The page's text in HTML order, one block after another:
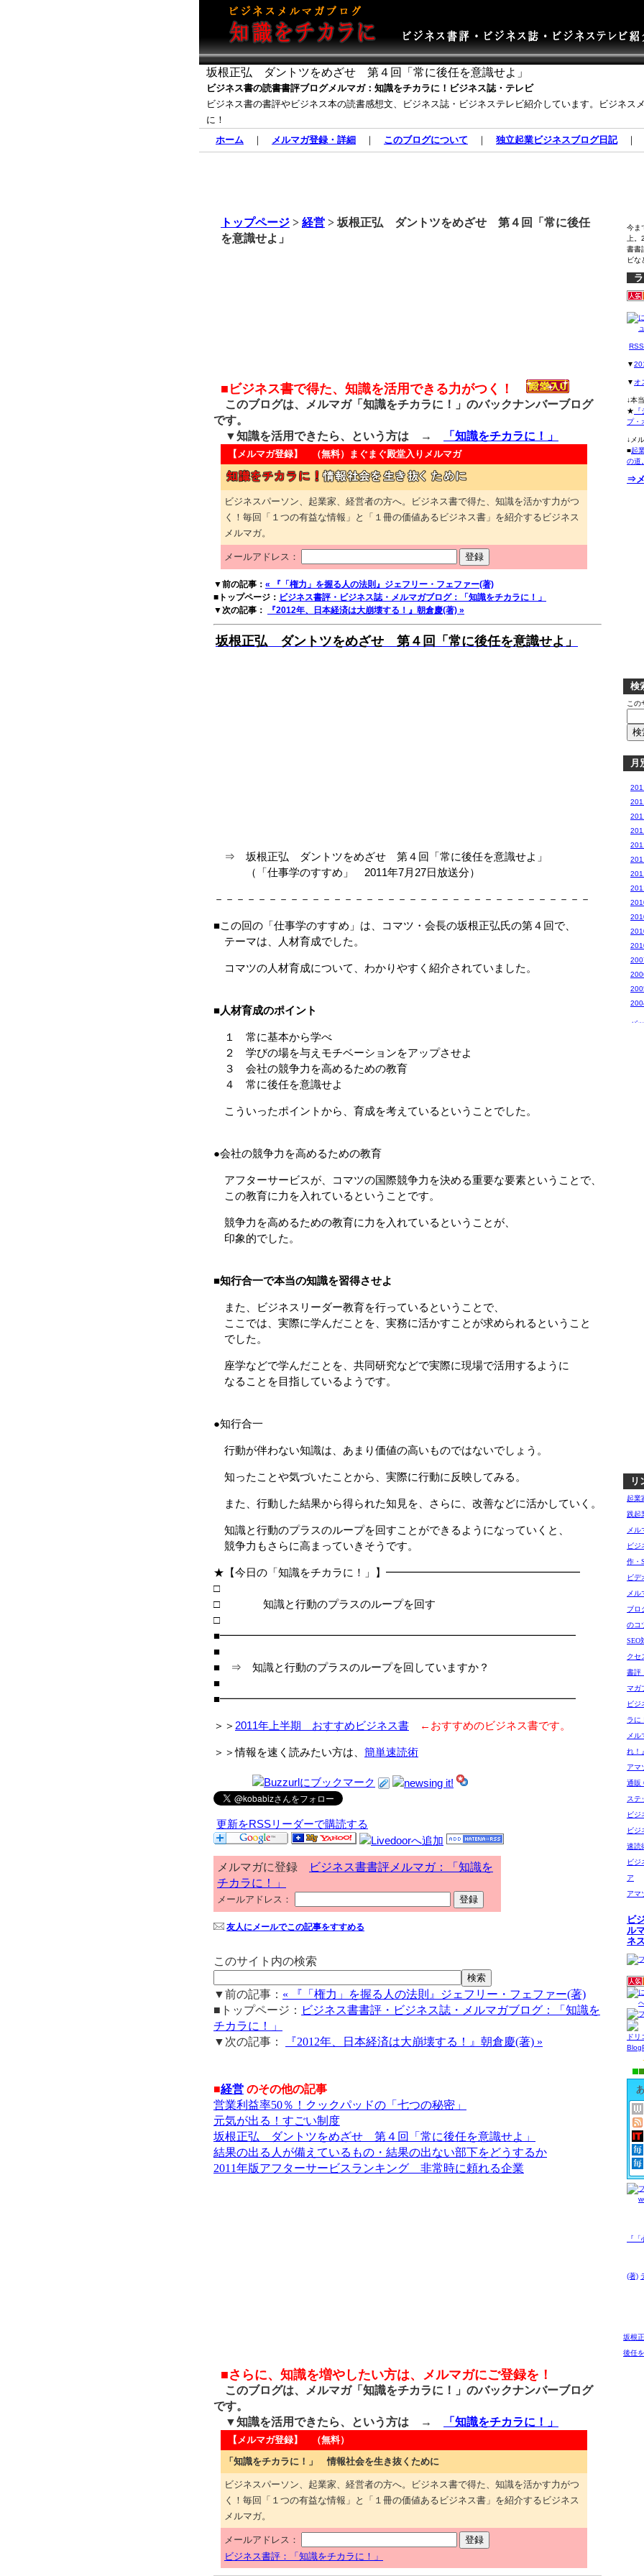
坂根正弘 ダントツをめざせ 第４回「常に後任を意識せよ」
ビジネス書の読書書評ブログメルマガ：知識をチカラに！ビジネス誌・テレビ
ビジネス書の書評やビジネス本の読書感想文、ビジネス誌・ビジネステレビ紹介しています。ビジネス
に！
ホーム ｜ メルマガ登録・詳細 ｜ このブログについて ｜ 独立起業ビジネスブログ日記｜
トップページ > 経営 > 坂根正弘 ダントツをめざせ 第４回「常に後任
を意識せよ」
■ビジネス書で得た、知識を活用できる力がつく！
このブログは、メルマガ「知識をチカラに！」のバックナンバーブログ
です。
▼知識を活用できたら、という方は →
「知識をチカラに！」
【メルマガ登録】 （無料） まぐまぐ殿堂入りメルマガ
ビジネスパーソン、起業家、経営者の方へ。ビジネス書で得た、知識を活かす力がつ
く！毎回「１つの有益な情報」と「１冊の価値あるビジネス書」を紹介するビジネス
メルマガ。
メールアドレス：
▼前の記事： « 『「権力」を握る人の法則』ジェフリー・フェファー(著)
■トップページ： ビジネス書評・ビジネス誌・メルマガブログ：「知識をチカラに！」
▼次の記事：
『2012年、日本経済は大崩壊する！』朝倉慶(著) »
坂根正弘 ダントツをめざせ 第４回「常に後任を意識せよ」
⇒ 坂根正弘 ダントツをめざせ 第４回「常に後任を意識せよ」
（「仕事学のすすめ」 2011年7月27日放送分）
－－－－－－－－－－－－－－－－－－－－－－－－－－－－－－－－－－－
■この回の「仕事学のすすめ」は、コマツ・会長の坂根正弘氏の第４回で、
テーマは、人材育成でした。
コマツの人材育成について、わかりやすく紹介されていました。
■人材育成のポイント
１ 常に基本から学べ
２ 学びの場を与えモチベーションをアップさせよ
３ 会社の競争力を高めるための教育
４ 常に後任を意識せよ
こういったポイントから、育成を考えているということでした。
●会社の競争力を高めるための教育
アフターサービスが、コマツの国際競争力を決める重要な要素ということで、
この教育に力を入れているということです。
競争力を高めるための教育に力を入れているということが、
印象的でした。
■知行合一で本当の知識を習得させよ
また、ビジネスリーダー教育を行っているということで、
ここでは、実際に学んだことを、実務に活かすことが求められるということ
でした。
座学などで学んだことを、共同研究などで実際に現場で活用するように
なることを目指しているようです。
●知行合一
行動が伴わない知識は、あまり価値の高いものではないでしょう。
知ったことや気づいたことから、実際に行動に反映してみる。
また、行動した結果から得られた知見を、さらに、改善などに活かしていく。
知識と行動のプラスのループを回すことができるようになっていくと、
競争力もさらに高まっていきそうです。
★【今日の「知識をチカラに！」】━━━━━━━━━━━━━━━━━━
□
□ 知識と行動のプラスのループを回す
□
■━━━━━━━━━━━━━━━━━━━━━━━━━━━━━━━━━
■
■ ⇒ 知識と行動のプラスのループを回していますか？
■
■━━━━━━━━━━━━━━━━━━━━━━━━━━━━━━━━━
＞＞ 2011年上半期 おすすめビジネス書 ←おすすめのビジネス書です。
＞＞情報を速く読みたい方は、 簡単速読術
更新をRSSリーダーで購読する
メルマガに登録
ビジネス書書評メルマガ：「知識を
チカラに！」
メールアドレス：
友人にメールでこの記事をすすめる
このサイト内の検索
▼前の記事： « 『「権力」を握る人の法則』ジェフリー・フェファー(著)
■トップページ： ビジネス書書評・ビジネス誌・メルマガブログ：「知識を
チカラに！」
▼次の記事：
『2012年、日本経済は大崩壊する！』朝倉慶(著) »
■経営 のその他の記事
営業利益率50％！クックパッドの「七つの秘密」
元気が出る！すごい制度
坂根正弘 ダントツをめざせ 第４回「常に後任を意識せよ」
結果の出る人が備えているもの・結果の出ない部下をどうするか
2011年版アフターサービスランキング 非常時に頼れる企業
■さらに、知識を増やしたい方は、メルマガにご登録を！
このブログは、メルマガ「知識をチカラに！」のバックナンバーブログ
です。
▼知識を活用できたら、という方は →
「知識をチカラに！」
【メルマガ登録】 （無料）
「知識をチカラに！」 情報社会を生き抜くために
ビジネスパーソン、起業家、経営者の方へ。ビジネス書で得た、知識を活かす力がつ
く！毎回「１つの有益な情報」と「１冊の価値あるビジネス書」を紹介するビジネス
メルマガ。
メールアドレス：
ビジネス書評：「知識をチカラに！」
今ま
上
書書
ビな
▼
▼ オ
↓本
★
プ・
↓メ
■起
の道。
⇒
検
この
月
バ
リ
起業
践起
メ
ビジ
作・
ビデ
メル
ブロ
のコ
SEO
クセ
書評
マガ
ビジ
ラに
メ
れ！
アマ
通販
ステ
ビジ
ビジ
速読
ビ
ア
アマ
ビ
ル
ネ
ドリ
『
(著)
坂根
後任